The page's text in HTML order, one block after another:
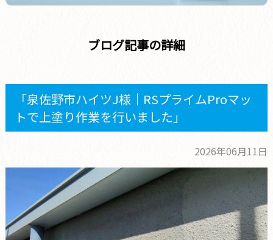
ブログ記事の詳細
「泉佐野市ハイツJ様｜RSプライムProマッ
トで上塗り作業を行いました」
2026年06月11日